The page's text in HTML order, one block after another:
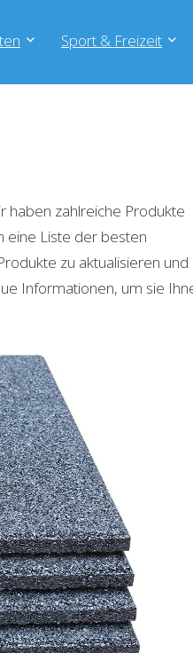
Sport & Freizeit
haben zahlreiche Produkte
eine Liste der besten
zu aktualisieren und
Informationen, um sie